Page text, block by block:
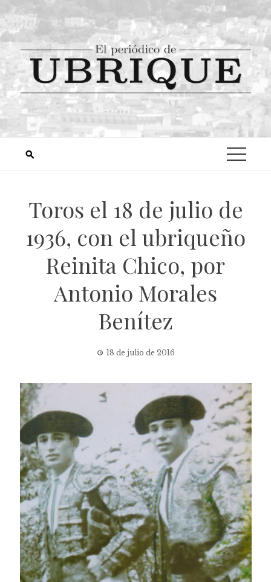
Toros el 18 de julio de
1936, con el ubriqueño
Reinita Chico, por
Antonio Morales
Benítez
18 de julio de 2016